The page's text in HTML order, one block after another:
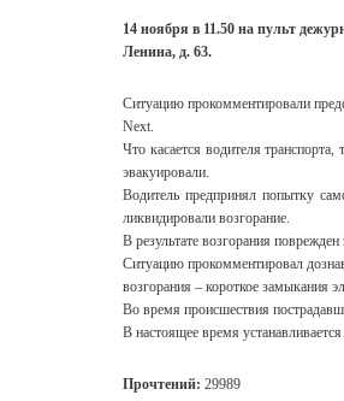
14 ноября в 11.50 на пульт
Ленина, д. 63.
Ситуацию прокомментировали
Next.
Что касается водителя
эвакуировали.
Водитель предпринял попытку
ликвидировали возгорание.
В результате возгорания
Ситуацию прокомментировал
возгорания – короткое замыкания
Во время происшествия
В настоящее время
Прочтений: 29989